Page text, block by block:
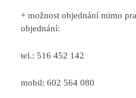
+ možnost objednání mimo
objednání:
tel.: 516 452 142
mobil: 602 564 080